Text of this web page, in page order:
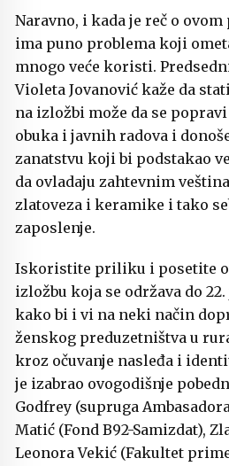
Naravno, i kada je reč o
ima puno problema koji
mnogo veće koristi.
Violeta Jovanović kaže da
na izložbi može da se
obuka i javnih radova i
zanatstvu koji bi podstakao
da ovladaju zahtevnim
zlatoveza i keramike i tako
zaposlenje.
Iskoristite priliku i posetite
izložbu koja se održava do
kako bi i vi na neki način
ženskog preduzetništva u
kroz očuvanje nasleđa i
je izabrao ovogodišnje
Godfrey (supruga
Matić (Fond B92-Samizdat),
Leonora Vekić (Fakultet